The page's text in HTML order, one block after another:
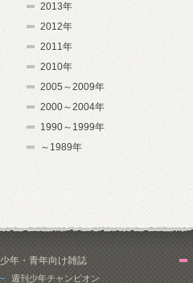
2013年
2012年
2011年
2010年
2005～2009年
2000～2004年
1990～1999年
～1989年
少年・青年向け雑誌
週刊少年チャンピオン